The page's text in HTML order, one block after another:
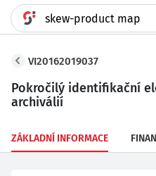
VI20162019037
Pokročilý identifikační
archiválií
ZÁKLADNÍ INFORMACE